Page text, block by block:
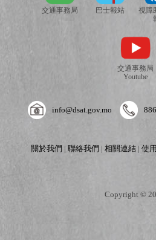
交通事務局 巴士報站
視障
交通事務局
Youtube
info@dsat.gov.mo
關於我們 |聯絡我們 |相關連結 |使
Copyright ©